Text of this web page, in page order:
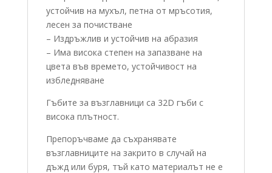
устойчив на мухъл, петна от мръсотия,
лесен за почистване
– Издръжлив и устойчив на абразия
– Има висока степен на запазване на
цвета във времето, устойчивост на
избледняване
Гъбите за възглавници са 32D гъби с
висока плътност.
Препоръчваме да съхранявате
възглавниците на закрито в случай на
дъжд или буря, тъй като материалът не е